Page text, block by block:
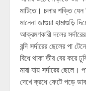
মাটিতে। চলার শক্তি যেন
মানেনা জাগুয়া হামাগুড়ি
আক্রমণকারী দলের
বন্দি সর্দারের ছেলের পা
বিধে থাকা তীর বের করে
মারা যায় সর্দারের
দেখে ক্রধে ফেটে পড়ে